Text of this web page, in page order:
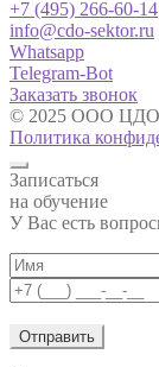
+7 (495) 266-60-14
info@cdo-sektor.ru
Whatsapp
Telegram-Bot
Заказать звонок
© 2025 ООО ЦДО
Политика
Записаться
на обучение
У Вас есть